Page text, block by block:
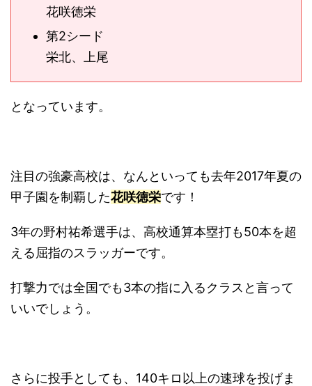
花咲徳栄
第2シード
栄北、上尾
となっています。
注目の強豪高校は、なんといっても去年2017年夏の
甲子園を制覇した花咲徳栄です！
3年の野村祐希選手は、高校通算本塁打も50本を超
える屈指のスラッガーです。
打撃力では全国でも3本の指に入るクラスと言って
いいでしょう。
さらに投手としても、140キロ以上の速球を投げま